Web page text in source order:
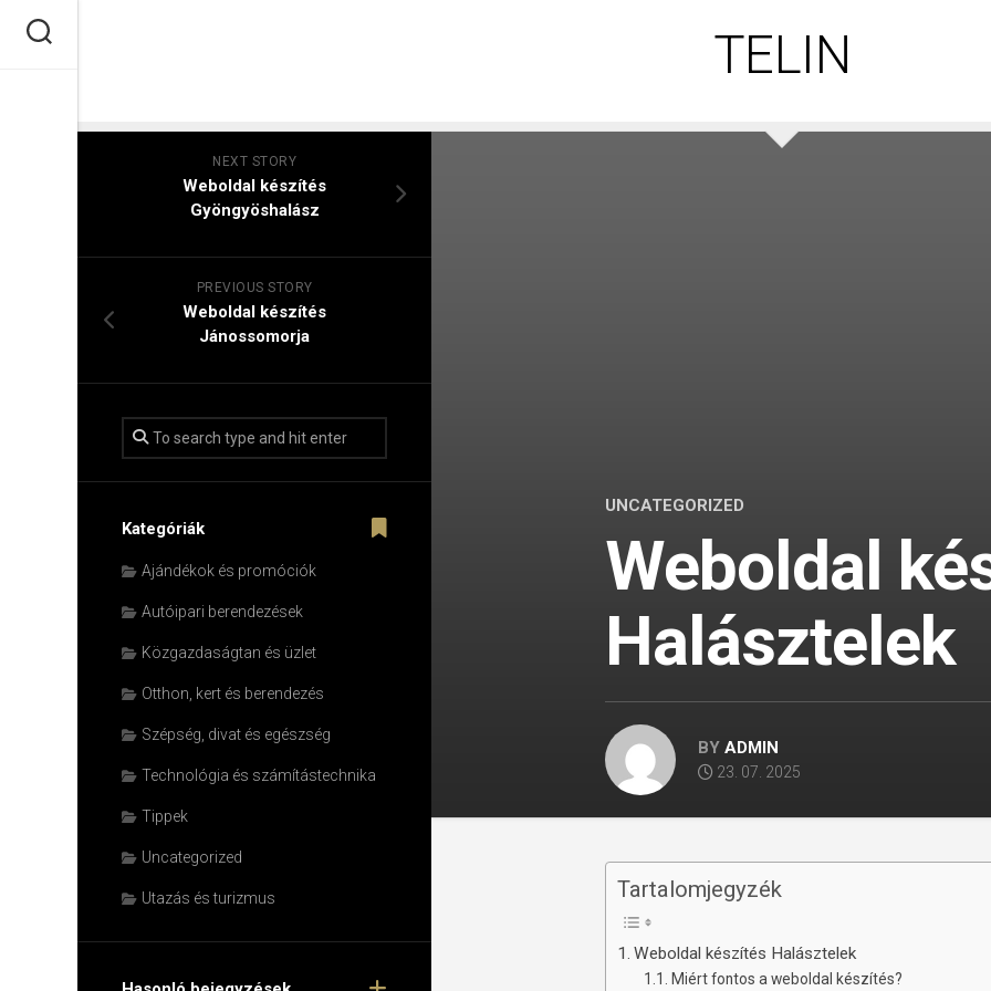
TELIN
UNCATEGORIZED
Weboldal
Halásztelek
BY ADMIN
23. 07. 2025
Tartalomjegyzék
Weboldal készítés Halásztelek
Miért fontos a weboldal készítés?
NEXT STORY
Weboldal készítés​
Gyöngyöshalász
PREVIOUS STORY
Weboldal készítés​
Jánossomorja
Kategóriák
Ajándékok és promóciók
Autóipari berendezések
Közgazdaságtan és üzlet
Otthon, kert és berendezés
Szépség, divat és egészség
Technológia és számítástechnika
Tippek
Uncategorized
Utazás és turizmus